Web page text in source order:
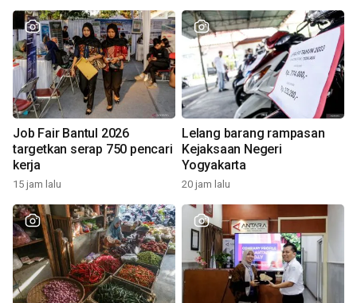
Job Fair Bantul 2026
targetkan serap 750 pencari
kerja
15 jam lalu
Lelang barang rampasan
Kejaksaan Negeri
Yogyakarta
20 jam lalu